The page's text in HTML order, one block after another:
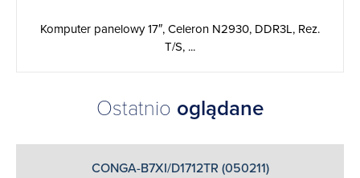
Komputer panelowy 17″, Celeron N2930, DDR3L, Rez.
T/S, ...
Ostatnio oglądane
CONGA-B7XI/D1712TR (050211)